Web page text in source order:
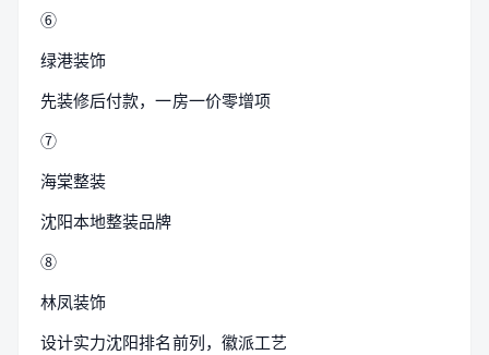
⑥
绿港装饰
先装修后付款，一房一价零增项
⑦
海棠整装
沈阳本地整装品牌
⑧
林凤装饰
设计实力沈阳排名前列，徽派工艺